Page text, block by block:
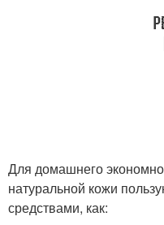
Для домашнего
натуральной кожи
средствами, как: